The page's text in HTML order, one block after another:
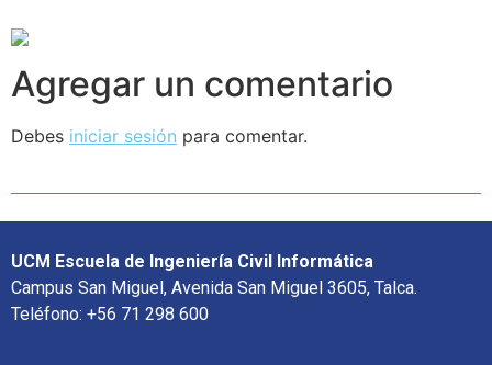
Agregar un comentario
Debes iniciar sesión para comentar.
UCM Escuela de Ingeniería Civil Informática
Campus San Miguel, Avenida San Miguel 3605, Talca.
Teléfono: +56 71 298 600